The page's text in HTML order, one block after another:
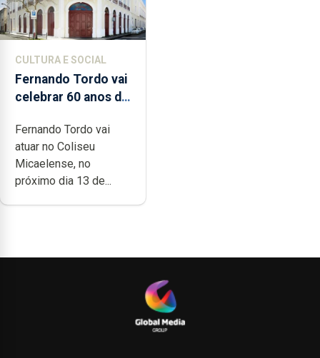
CULTURA E SOCIAL
Fernando Tordo vai
celebrar 60 anos de
Micaelense
Fernando Tordo vai
atuar no Coliseu
Micaelense, no
próximo dia 13 de...